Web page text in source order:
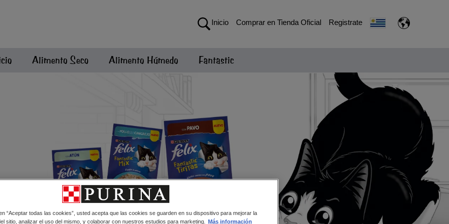
Inicio Comprar en Tienda Oficial Registrate
Alimento Seco Alimento Húmedo Fantastic
“Aceptar todas las cookies”, usted acepta que las cookies se guarden en su dispositivo para mejorar la
sitio, analizar el uso del mismo, y colaborar con nuestros estudios para marketing.
Más información